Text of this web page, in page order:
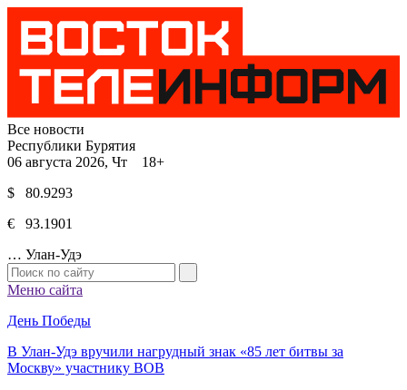
Все новости
Республики Бурятия
06 августа 2026, Чт 18+
$ 80.9293
€ 93.1901
… Улан-Удэ
Меню сайта
День Победы
В Улан-Удэ вручили нагрудный знак «85 лет битвы за
Москву» участнику ВОВ